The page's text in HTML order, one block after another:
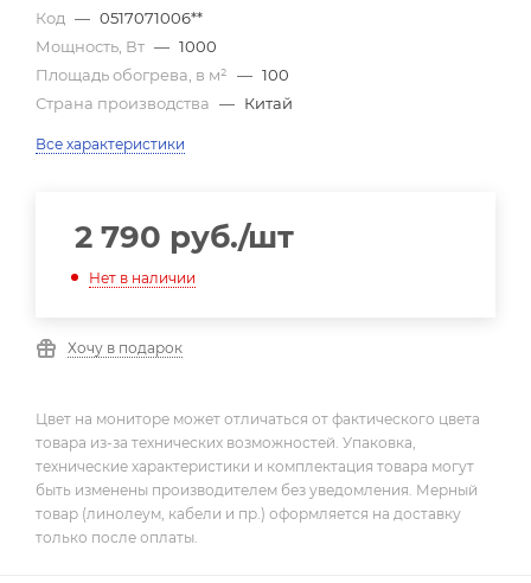
Код — 0517071006**
Мощность, Вт — 1000
Площадь обогрева, в м² — 100
Страна производства — Китай
Все характеристики
2 790 руб./шт
Нет в наличии
Хочу в подарок
Цвет на мониторе может отличаться от фактического цвета
товара из-за технических возможностей. Упаковка,
технические характеристики и комплектация товара могут
быть изменены производителем без уведомления. Мерный
товар (линолеум, кабели и пр.) оформляется на доставку
только после оплаты.